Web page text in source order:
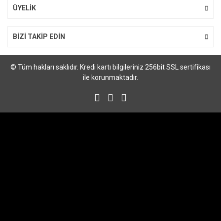
ÜYELİK
BİZİ TAKİP EDİN
© Tüm hakları saklıdır. Kredi kartı bilgileriniz 256bit SSL sertifikası
ile korunmaktadır.